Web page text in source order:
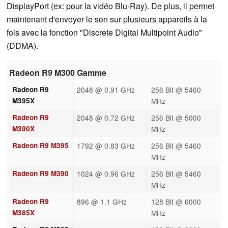
DisplayPort (ex: pour la vidéo Blu-Ray). De plus, il permet
maintenant d'envoyer le son sur plusieurs appareils à la
fois avec la fonction "Discrete Digital Multipoint Audio"
(DDMA).
Radeon R9 M300 Gamme
Radeon R9
M395X
2048 @ 0.91 GHz
256 Bit @ 5460
MHz
Radeon R9
M390X
2048 @ 0.72 GHz
256 Bit @ 5000
MHz
Radeon R9 M395 1792 @ 0.83 GHz
256 Bit @ 5460
MHz
Radeon R9 M390 1024 @ 0.96 GHz
256 Bit @ 5460
MHz
Radeon R9
M385X
896 @ 1.1 GHz
128 Bit @ 6000
MHz